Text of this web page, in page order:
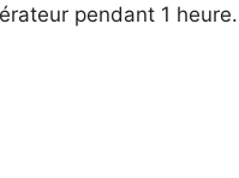
pendant 1 heure.